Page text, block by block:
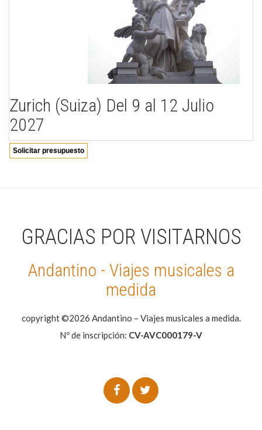
Zurich (Suiza) Del 9 al 12 Julio
2027
Solicitar presupuesto
GRACIAS POR VISITARNOS
Andantino - Viajes musicales a
medida
copyright ©2026 Andantino – Viajes musicales a medida.
Nº de inscripción: CV-AVC000179-V